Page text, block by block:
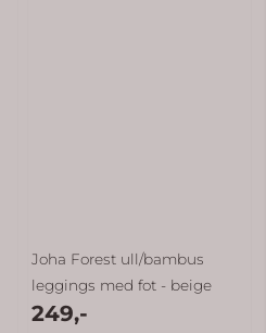
Joha Forest ull/bambus
leggings med fot - beige
249,-